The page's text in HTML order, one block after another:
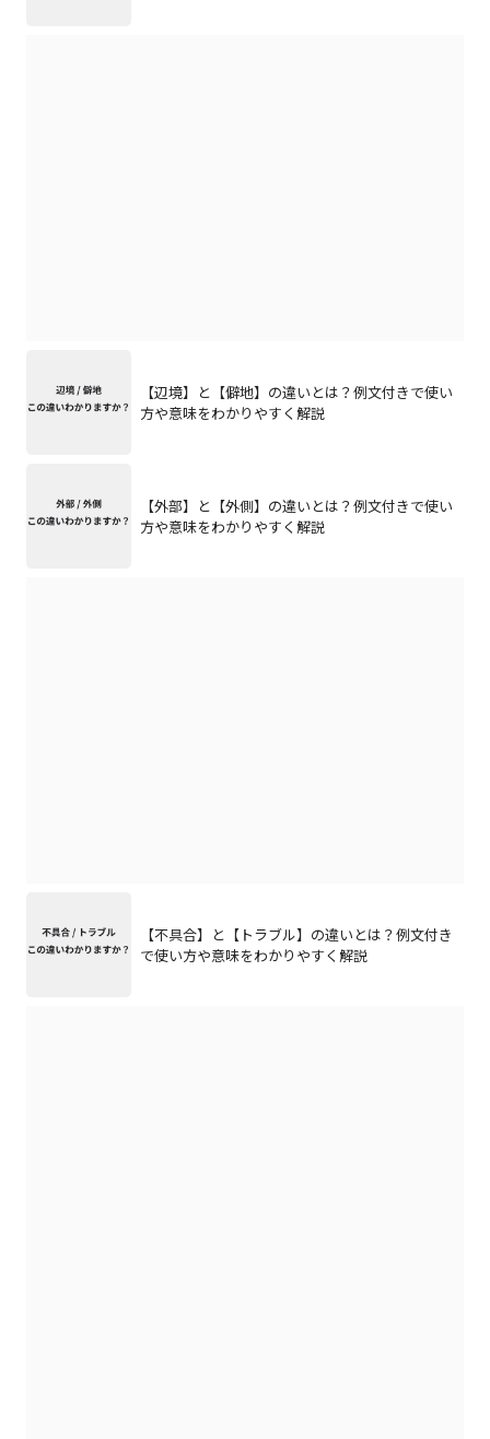
【辺境】と【僻地】の違いとは？例文付きで使い
方や意味をわかりやすく解説
【外部】と【外側】の違いとは？例文付きで使い
方や意味をわかりやすく解説
【不具合】と【トラブル】の違いとは？例文付き
で使い方や意味をわかりやすく解説